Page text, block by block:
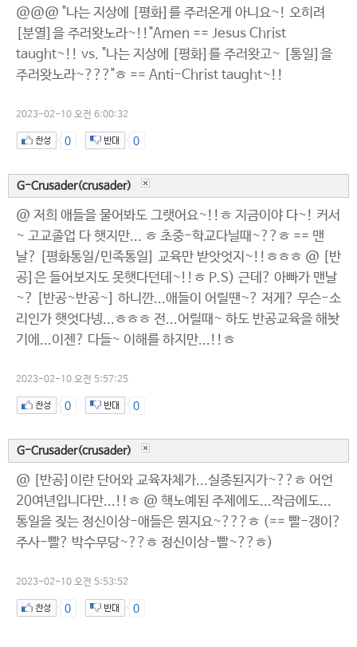
@@@ "나는 지상에 [평화]를 주러온게 아니요~! 오히려
[분열]을 주러왓노라~!!"Amen == Jesus Christ
taught~!! vs. "나는 지상에 [평화]를 주러왓고~ [통일]을
주러왓노라~???"ㅎ == Anti-Christ taught~!!
2023-02-10 오전 6:00:32
0 0
G-Crusader(crusader)
@ 저희 애들을 물어봐도 그랫어요~!!ㅎ 지금이야 다~! 커서
~ 고교졸업 다 햇지만... ㅎ 초중-학교다닐때~??ㅎ == 맨
날? [평화통일/민족통일] 교육만 받앗엇지~!!ㅎㅎㅎ @ [반
공]은 들어보지도 못햇다던데~!!ㅎ P.S) 근데? 아빠가 맨날
~? [반공~반공~] 하니깐...애들이 어릴땐~? 저게? 무슨-소
리인가 햇엇다넹...ㅎㅎㅎ 전...어릴때~ 하도 반공교육을 해놧
기에...이젠? 다들~ 이해를 하지만...!!ㅎ
2023-02-10 오전 5:57:25
0 0
G-Crusader(crusader)
@ [반공]이란 단어와 교육자체가...실종된지가~??ㅎ 어언
20여년입니다만...!!ㅎ @ 핵노예된 주제에도...작금에도...
통일을 짖는 정신이상-애들은 뭔지요~???ㅎ (== 빨-갱이?
주사-빨? 박수무당~??ㅎ 정신이상-빨~??ㅎ)
2023-02-10 오전 5:53:52
0 0